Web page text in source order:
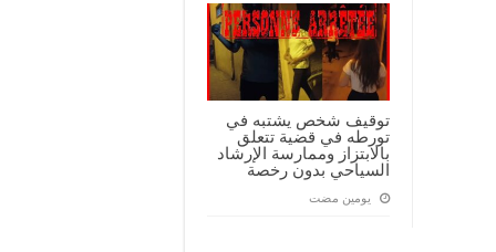
توقيف شخص يشتبه في
تورطه في قضية تتعلق
بالابتزاز وممارسة الإرشاد
السياحي بدون رخصة
‏يومين مضت